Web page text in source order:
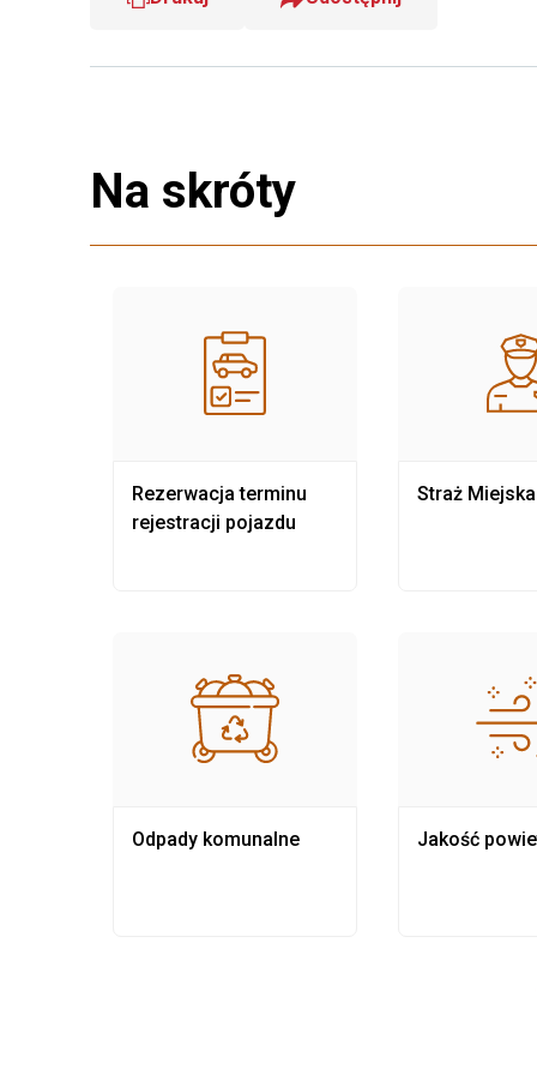
Na skróty
Rezerwacja terminu
rejestracji pojazdu
Odpady komunalne
Straż Miejska
Jakość